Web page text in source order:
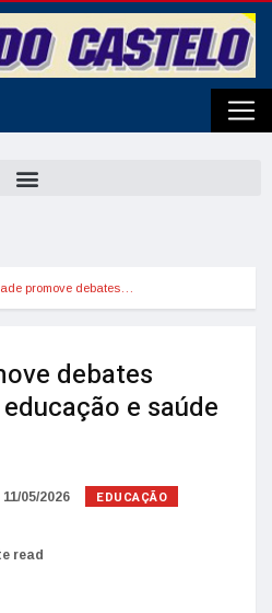
promove debates…
debates
e saúde
11/05/2026 EDUCAÇÃO
read